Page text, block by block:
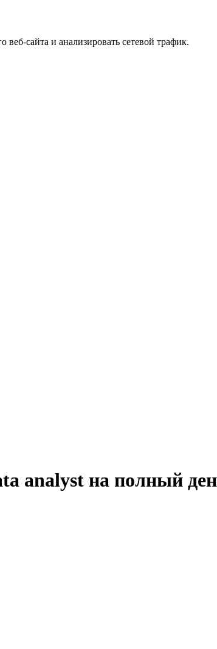
сайта и анализировать сетевой трафик.
analyst на полный